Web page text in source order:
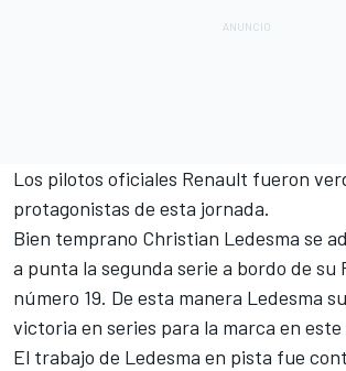
Los pilotos oficiales Renault fueron
protagonistas de esta jornada.
Bien temprano Christian Ledesma se
a punta la segunda serie a bordo de su
número 19. De esta manera Ledesma
victoria en series para la marca en este
El trabajo de Ledesma en pista fue